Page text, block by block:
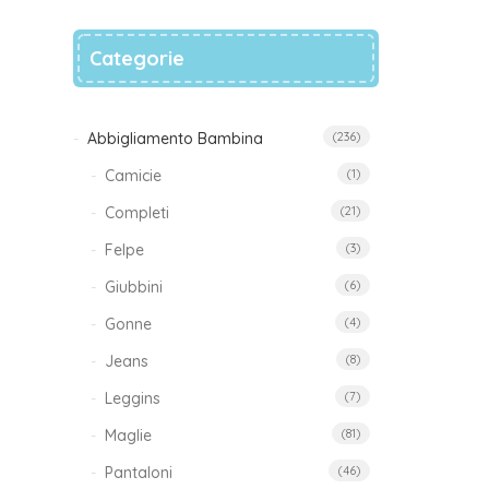
Categorie
Abbigliamento Bambina (236)
Camicie (1)
Completi (21)
Felpe (3)
Giubbini (6)
Gonne (4)
Jeans (8)
Leggins (7)
Maglie (81)
Pantaloni (46)